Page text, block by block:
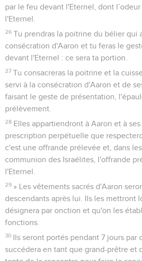
par le feu devant l'Eternel, dont
l'Eternel.
26 Tu prendras la poitrine du bélier qui
consécration d'Aaron et tu feras le
devant l'Eternel : ce sera ta portion.
27 Tu consacreras la poitrine et la
servi à la consécration d'Aaron et de
faisant le geste de présentation,
prélèvement.
28 Elles appartiendront à Aaron et à
prescription perpétuelle que
c'est une offrande prélevée et, dans
communion des Israélites, l'offrande
l'Eternel.
29 » Les vêtements sacrés d'Aaron
descendants après lui. Ils les mettront
désignera par onction et qu'on les
fonctions.
30 Ils seront portés pendant 7 jours par
succédera en tant que grand-prêtre et